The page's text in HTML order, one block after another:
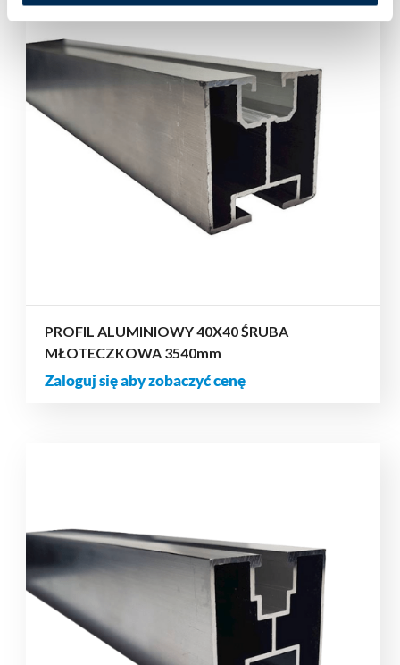
PROFIL ALUMINIOWY 40X40 ŚRUBA
MŁOTECZKOWA 3540mm
Zaloguj się aby zobaczyć cenę